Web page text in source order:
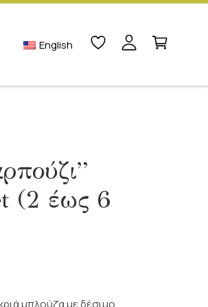
English
(2 έως 6
μπλούζα με δέσιμο